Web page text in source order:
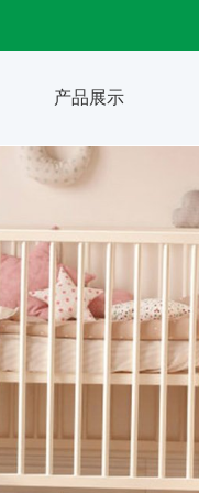
产品展示